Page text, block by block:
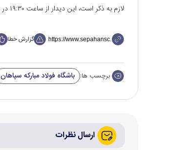
لازم به ذکر است، این دیدار از ساعت ۱۹:۳۰ در ورزشگاه نقش‌جهان و به میزبانی پرسپولیس برگزار خواهد شد.
گزارش خطا
برچسب ها: باشگاه فولاد مبارکه سپاهان
ارسال نظرات